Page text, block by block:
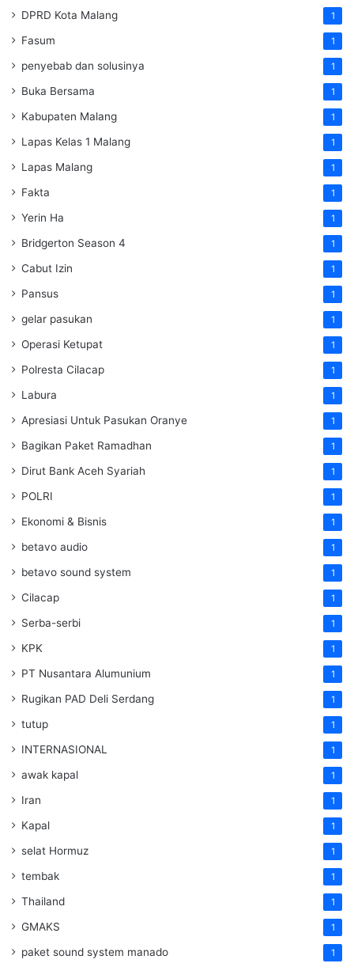
DPRD Kota Malang 1
Fasum 1
penyebab dan solusinya 1
Buka Bersama 1
Kabupaten Malang 1
Lapas Kelas 1 Malang 1
Lapas Malang 1
Fakta 1
Yerin Ha 1
Bridgerton Season 4 1
Cabut Izin 1
Pansus 1
gelar pasukan 1
Operasi Ketupat 1
Polresta Cilacap 1
Labura 1
Apresiasi Untuk Pasukan Oranye 1
Bagikan Paket Ramadhan 1
Dirut Bank Aceh Syariah 1
POLRI 1
Ekonomi & Bisnis 1
betavo audio 1
betavo sound system 1
Cilacap 1
Serba-serbi 1
KPK 1
PT Nusantara Alumunium 1
Rugikan PAD Deli Serdang 1
tutup 1
INTERNASIONAL 1
awak kapal 1
Iran 1
Kapal 1
selat Hormuz 1
tembak 1
Thailand 1
GMAKS 1
paket sound system manado 1